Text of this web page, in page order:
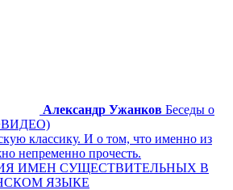
Александр Ужанков Беседы о
классику. И о том, что именно из
непременно прочесть.
ИМЕН СУЩЕСТВИТЕЛЬНЫХ В
ЯЗЫКЕ